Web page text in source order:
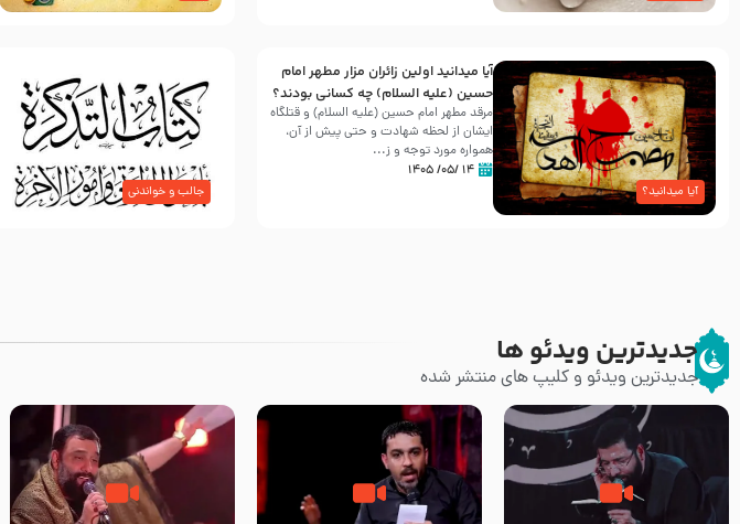
آیا میدانید؟
آیا میدانید اولین زائران مزار مطهر امام
حسین (علیه السلام) چه کسانی بودند؟
مرقد مطهر امام حسین (علیه السلام) و قتلگاه
ایشان از لحظه شهادت و حتی پیش از آن،
همواره مورد توجه و ز...
۱۴ /۰۵/ ۱۴۰۵
جالب و خواندنی
جدیدترین ویدئو ها
جدیدترین ویدئو و کلیپ های منتشر شده